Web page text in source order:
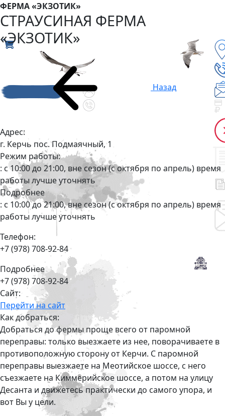
ФЕРМА «ЭКЗОТИК»
СТРАУСИНАЯ ФЕРМА
«ЭКЗОТИК»
Назад
Адрес:
г. Керчь пос. Подмаячный, 1
Режим работы:
: с 10:00 до 21:00, вне сезон (с октября по апрель) время
работы лучше уточнять
Подробнее
: с 10:00 до 21:00, вне сезон (с октября по апрель) время
работы лучше уточнять
Телефон:
+7 (978) 708-92-84
Подробнее
+7 (978) 708-92-84
Сайт:
Перейти на сайт
Как добраться:
Добраться до фермы проще всего от паромной
переправы: только выезжаете из нее, поворачиваете в
противоположную сторону от Керчи. С паромной
переправы выезжаете на Меотийское шоссе, с него
съезжаете на Киммерийское шоссе, а потом на улицу
Десанта и движетесь практически до самого упора, и
вот Вы у цели.